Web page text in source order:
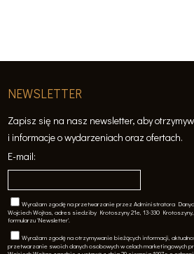
NEWSLETTER
Zapisz się na nasz newsletter, aby
i informacje o wydarzeniach oraz ofertach.
E-mail:
Wyrażam zgodę na przetwarzanie przez Administratora
Wojciech Wojtas, adres siedziby Krotoszyny 21e, 13-330
formularzu 'Newsletter'.
Wyrażam zgodę na otrzymywanie bieżących informacji,
przetwarzanie swoich danych osobowych w celach marketingowych